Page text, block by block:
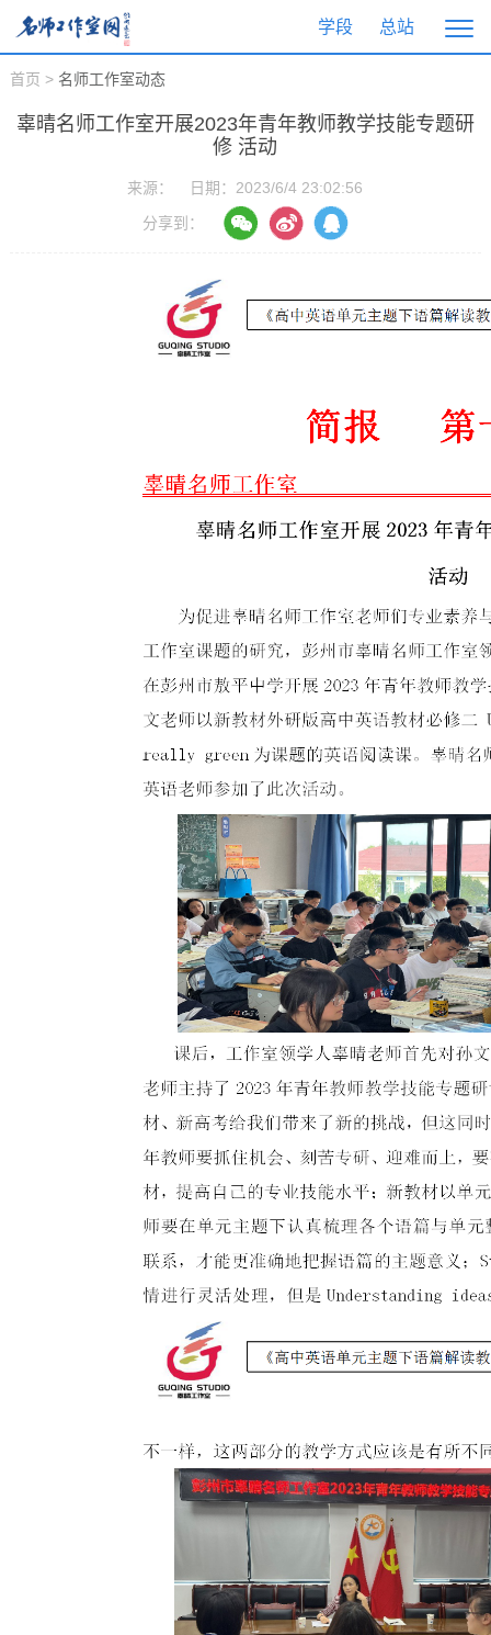
学段 总站
首页 > 名师工作室动态
辜晴名师工作室开展2023年青年教师教学技能专题研
修 活动
来源：
日期：2023/6/4 23:02:56
分享到：